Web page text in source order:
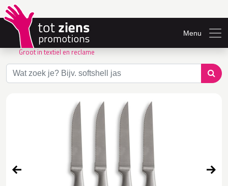
Groot in textiel en reclame
Menu